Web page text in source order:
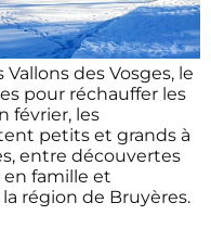
Vallons des Vosges, le
pour réchauffer les
février, les
petits et grands à
entre découvertes
famille et
région de Bruyères.